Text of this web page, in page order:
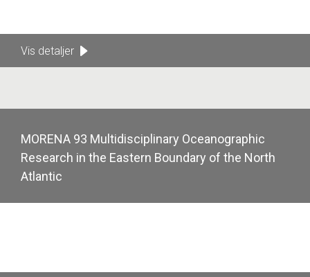
Vis detaljer
MORENA 93 Multidisciplinary Oceanographic
Research in the Eastern Boundary of the North
Atlantic